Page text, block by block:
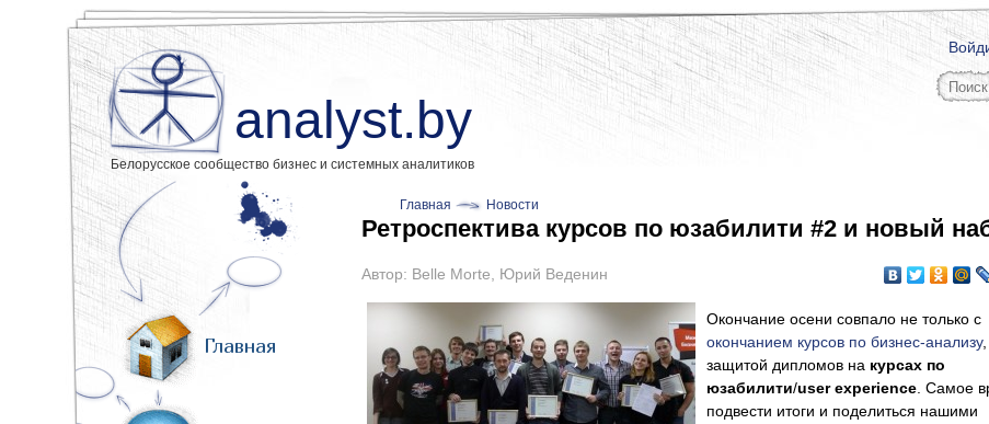
analyst.by
Белорусское сообщество бизнес и системных аналитиков
Главная
Главная Новости
Ретроспектива курсов по юзабилити #2 и новый
Автор: Belle Morte Юрий Веденин
Окончание осени совпало не только с
окончанием курсов по бизнес-анализу
защитой дипломов на курсах по
юзабилити/userexperience . Самое
подвести итоги и поделиться нашими